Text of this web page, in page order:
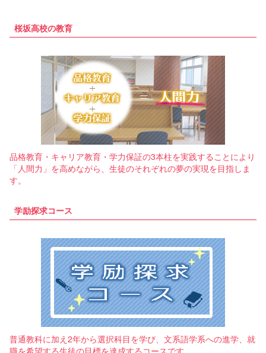
桜坂高校の教育
品格教育・キャリア教育・学力保証の3本柱を実践することにより
「人間力」を高めながら、生徒のそれぞれの夢の実現を目指しま
す。
学励探求コース
普通教科に加え2年から選択科目を学び、文系語学系への進学、就
職を希望する生徒の目標を達成するコースです。